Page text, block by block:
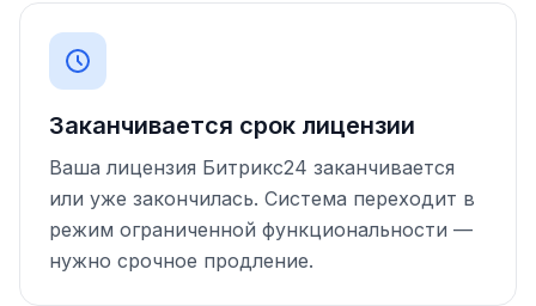
Заканчивается срок лицензии
Ваша лицензия Битрикс24 заканчивается
или уже закончилась. Система переходит в
режим ограниченной функциональности —
нужно срочное продление.